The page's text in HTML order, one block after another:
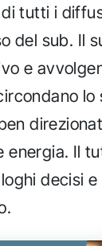
tutti i
del sub. Il
e
energia. Il
decisi